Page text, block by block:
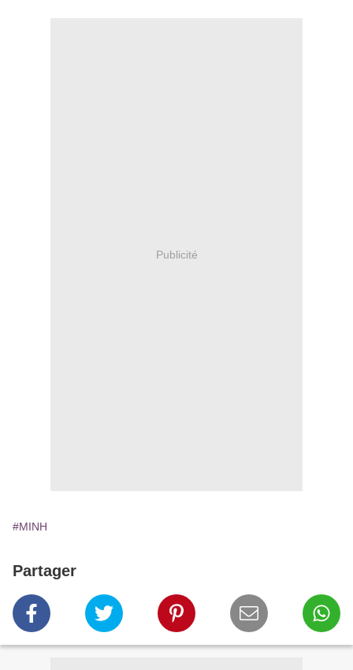
Publicité
#MINH
Partager